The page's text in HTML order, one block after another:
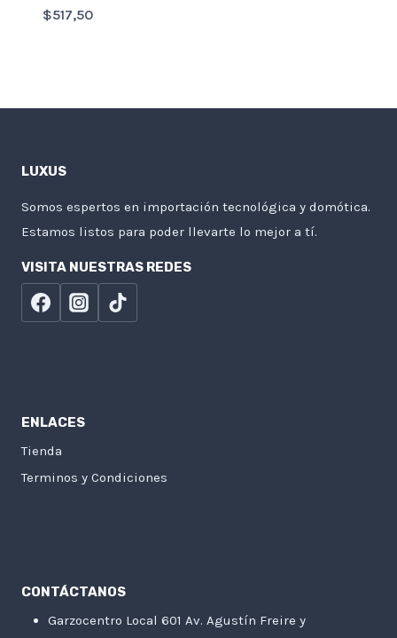
$517,50
LUXUS
Somos espertos en importación tecnológica y domótica.
Estamos listos para poder llevarte lo mejor a tí.
VISITA NUESTRAS REDES
ENLACES
Tienda
Terminos y Condiciones
CONTÁCTANOS
Garzocentro Local 601 Av. Agustín Freire y